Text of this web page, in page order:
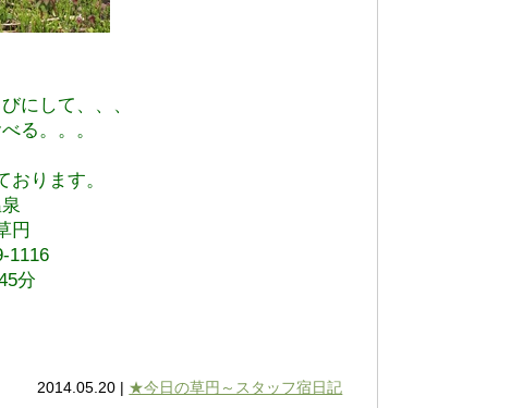
にして、、、
る。。。
ります。
円
1116
分
2014.05.20 | ★今日の草円～スタッフ宿日記